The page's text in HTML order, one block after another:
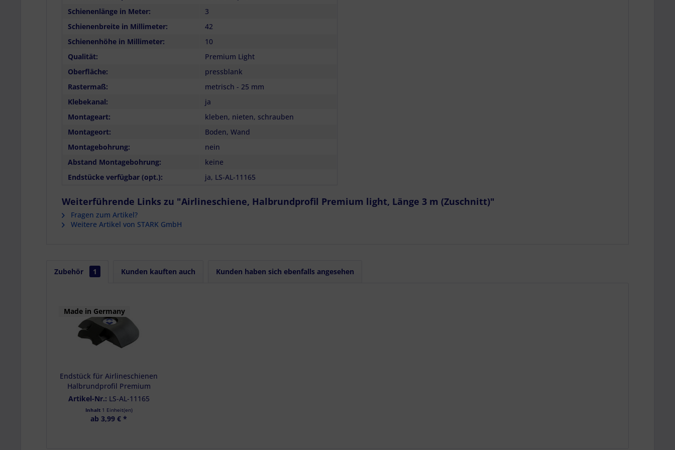
Schienenlänge in Meter:
3
Schienenbreite in Millimeter:
42
Schienenhöhe in Millimeter:
10
Qualität:
Premium Light
Oberfläche:
pressblank
Rastermaß:
metrisch - 25 mm
Klebekanal:
ja
Montageart:
kleben, nieten, schrauben
Montageort:
Boden, Wand
Montagebohrung:
nein
Abstand Montagebohrung:
keine
Endstücke verfügbar (opt.):
ja, LS-AL-11165
Weiterführende Links zu "Airlineschiene, Halbrundprofil Premium light, Länge 3 m (Zuschnitt)"
Fragen zum Artikel?
Weitere Artikel von STARK GmbH
Zubehör 1 Kunden kauften auch Kunden haben sich ebenfalls angesehen
Made in Germany
Endstück für Airlineschienen
Halbrundprofil Premium
light, Farbe schwarz
Artikel-Nr.: LS-AL-11165
Inhalt 1 Einheit(en)
ab 3,99 € *